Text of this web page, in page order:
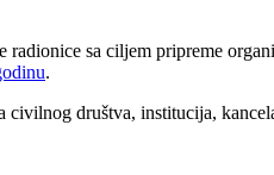
radionice sa ciljem pripreme
.
civilnog društva, institucija,